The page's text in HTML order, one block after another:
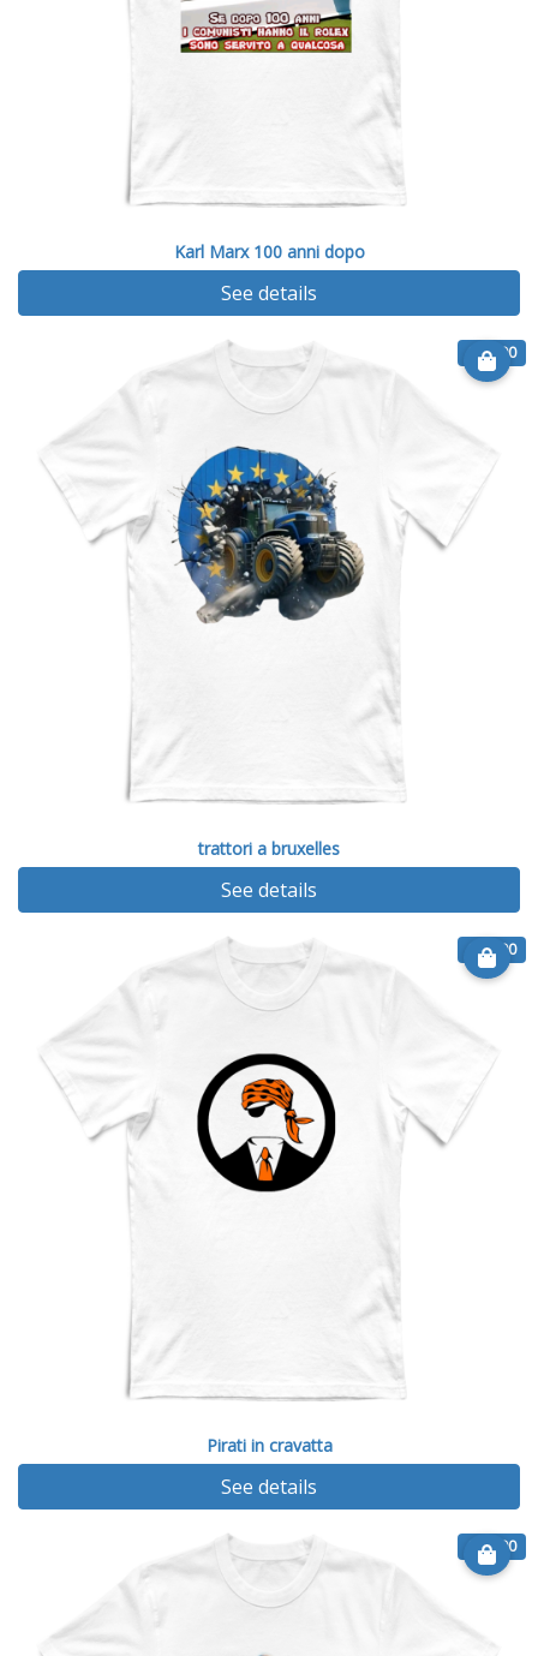
Karl Marx 100 anni dopo
See details
€ 14.90
trattori a bruxelles
See details
€ 14.90
Pirati in cravatta
See details
€ 14.90